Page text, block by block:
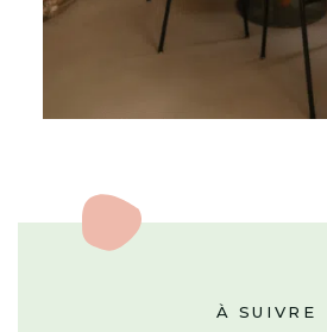
À SUIVRE